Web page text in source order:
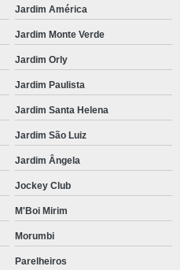
Jardim América
Jardim Monte Verde
Jardim Orly
Jardim Paulista
Jardim Santa Helena
Jardim São Luiz
Jardim Ângela
Jockey Club
M'Boi Mirim
Morumbi
Parelheiros